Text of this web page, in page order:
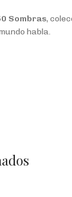
Sombras,
habla.